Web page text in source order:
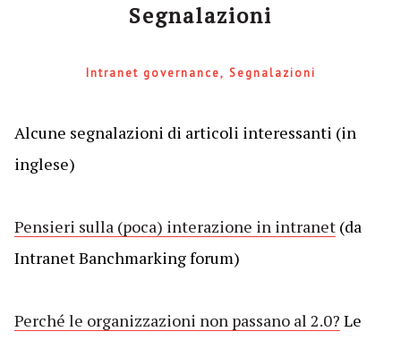
Segnalazioni
Intranet governance Segnalazioni
Alcune segnalazioni di articoli interessanti (in
inglese)
Pensieri sulla (poca) interazione in intranet(da
Intranet Banchmarking forum)
Perché le organizzazioni non passano al 2.0? Le